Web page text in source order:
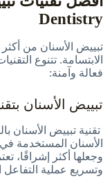
Dentistry
تبييض الأسنان من
الابتسامة. تتنوع
فعالة وآمنة:
تبييض الأسنان
تقنية تبييض الأسنان
الأسنان المستخدمة
وتسريع عملية التفاعل